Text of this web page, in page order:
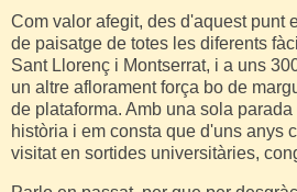
Com valor afegit, des d'aquest punt
de paisatge de totes les diferents
Sant Llorenç i Montserrat, i a uns
un altre aflorament força bo de
de plataforma. Amb una sola
història i em consta que d'uns anys
visitat en sortides universitàries,